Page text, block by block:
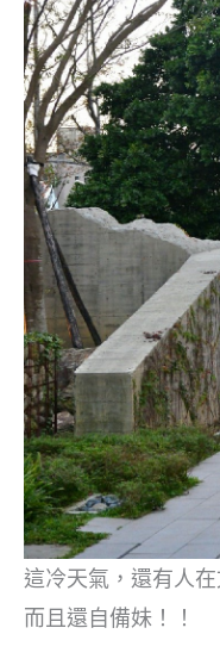
這冷天氣，還有人
而且還自備妹！！